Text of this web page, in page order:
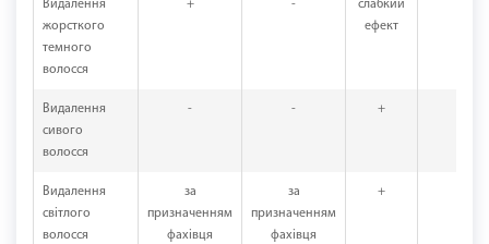
Видалення
жорсткого
темного
волосся
+ -
слабкий
ефект
Видалення
сивого
волосся
- - +
Видалення
світлого
волосся
за
призначенням
фахівця
за
призначенням
фахівця
+